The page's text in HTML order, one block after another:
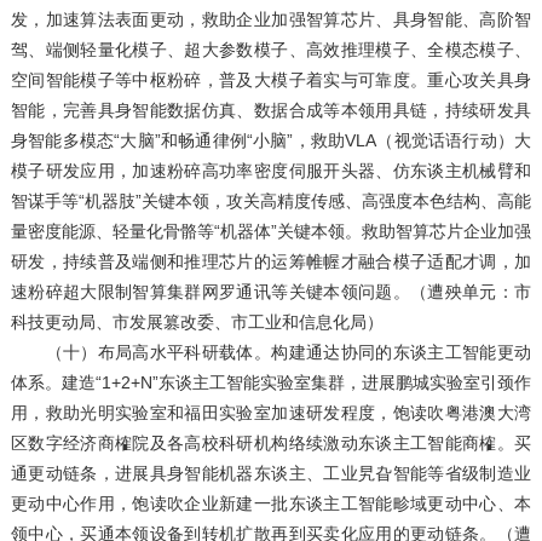
发，加速算法表面更动，救助企业加强智算芯片、具身智能、高阶智
驾、端侧轻量化模子、超大参数模子、高效推理模子、全模态模子、
空间智能模子等中枢粉碎，普及大模子着实与可靠度。重心攻关具身
智能，完善具身智能数据仿真、数据合成等本领用具链，持续研发具
身智能多模态“大脑”和畅通律例“小脑”，救助VLA（视觉话语行动）大
模子研发应用，加速粉碎高功率密度伺服开头器、仿东谈主机械臂和
智谋手等“机器肢”关键本领，攻关高精度传感、高强度本色结构、高能
量密度能源、轻量化骨骼等“机器体”关键本领。救助智算芯片企业加强
研发，持续普及端侧和推理芯片的运筹帷幄才融合模子适配才调，加
速粉碎超大限制智算集群网罗通讯等关键本领问题。（遭殃单元：市
科技更动局、市发展篡改委、市工业和信息化局）
（十）布局高水平科研载体。构建通达协同的东谈主工智能更动
体系。建造“1+2+N”东谈主工智能实验室集群，进展鹏城实验室引颈作
用，救助光明实验室和福田实验室加速研发程度，饱读吹粤港澳大湾
区数字经济商榷院及各高校科研机构络续激动东谈主工智能商榷。买
通更动链条，进展具身智能机器东谈主、工业旯旮智能等省级制造业
更动中心作用，饱读吹企业新建一批东谈主工智能畛域更动中心、本
领中心，买通本领设备到转机扩散再到买卖化应用的更动链条。（遭